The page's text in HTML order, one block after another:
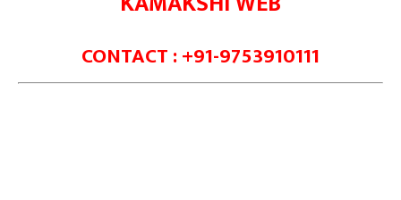
CONTACT : +91-9753910111